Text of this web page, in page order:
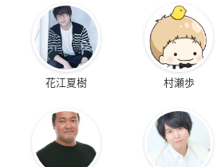
花江夏樹 村瀬歩